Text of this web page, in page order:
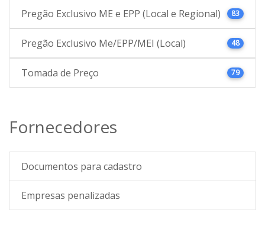
Pregão Exclusivo ME e EPP (Local e Regional) 83
Pregão Exclusivo Me/EPP/MEI (Local) 48
Tomada de Preço 79
Fornecedores
Documentos para cadastro
Empresas penalizadas